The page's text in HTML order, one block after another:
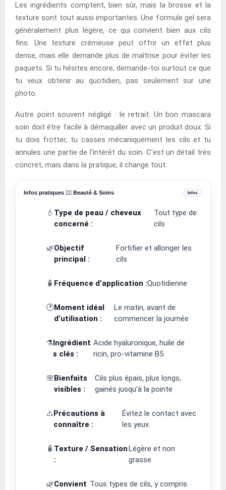
Les ingrédients comptent, bien sûr, mais la brosse et la
texture sont tout aussi importantes. Une formule gel sera
généralement plus légère, ce qui convient bien aux cils
fins. Une texture crémeuse peut offrir un effet plus
dense, mais elle demande plus de maîtrise pour éviter les
paquets. Si tu hésites encore, demande-toi surtout ce que
tu veux obtenir au quotidien, pas seulement sur une
photo.
Autre point souvent négligé : le retrait. Un bon mascara
soin doit être facile à démaquiller avec un produit doux. Si
tu dois frotter, tu casses mécaniquement les cils et tu
annules une partie de l’intérêt du soin. C’est un détail très
concret, mais dans la pratique, il change tout.
Infos pratiques 💆‍♀️ Beauté & Soins
💧 Type de peau / cheveux
concerné :
Tout type de
cils
🌿Objectif
principal :
Fortifier et allonger les
cils
🧴 Fréquence d’application :Quotidienne
🕐Moment idéal
d’utilisation :
Le matin, avant de
commencer la journée
⚗️Ingrédient
s clés :
Acide hyaluronique, huile de
ricin, pro-vitamine B5
🌸Bienfaits
visibles :
Cils plus épais, plus longs,
gainés jusqu’à la pointe
⚠️Précautions à
connaître :
Évitez le contact avec
les yeux
🧴 Texture / Sensation
:
Légère et non
grasse
🌿Convient Tous types de cils, y compris